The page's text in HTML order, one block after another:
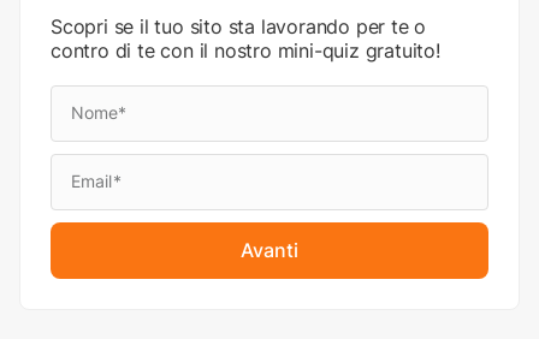
Scopri se il tuo sito sta lavorando per te o
contro di te con il nostro mini-quiz gratuito!
Avanti